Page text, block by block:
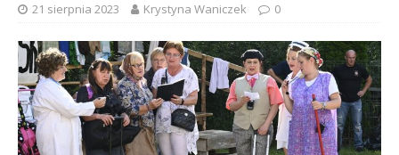
21 sierpnia 2023 Krystyna Waniczek 0